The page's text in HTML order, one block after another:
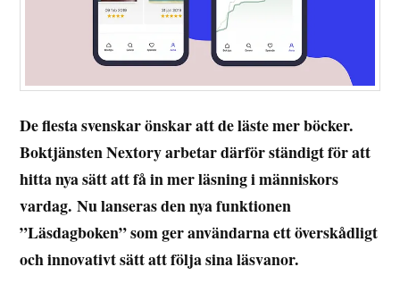
De flesta svenskar önskar att de läste mer böcker.
Boktjänsten Nextory arbetar därför ständigt för att
hitta nya sätt att få in mer läsning i människors
vardag. Nu lanseras den nya funktionen
”Läsdagboken” som ger användarna ett överskådligt
och innovativt sätt att följa sina läsvanor.